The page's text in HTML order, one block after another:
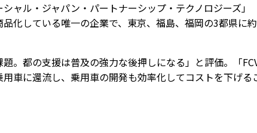
ャル・ジャパン・パートナーシップ・テクノロジーズ」
化している唯一の企業で、東京、福島、福岡の3都県に約
。都の支援は普及の強力な後押しになる」と評価。「
車に還流し、乗用車の開発も効率化してコストを下げる